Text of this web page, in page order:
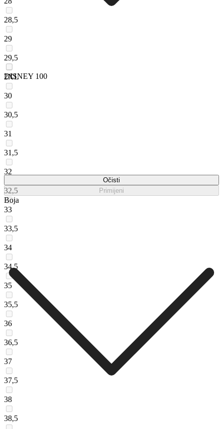
28,5
29
29,5
2XL
30
30,5
31
31,5
32
32,5
33
33,5
34
34,5
35
35,5
36
36,5
37
37,5
38
38,5
DISNEY 100
Očisti
Primijeni
Boja